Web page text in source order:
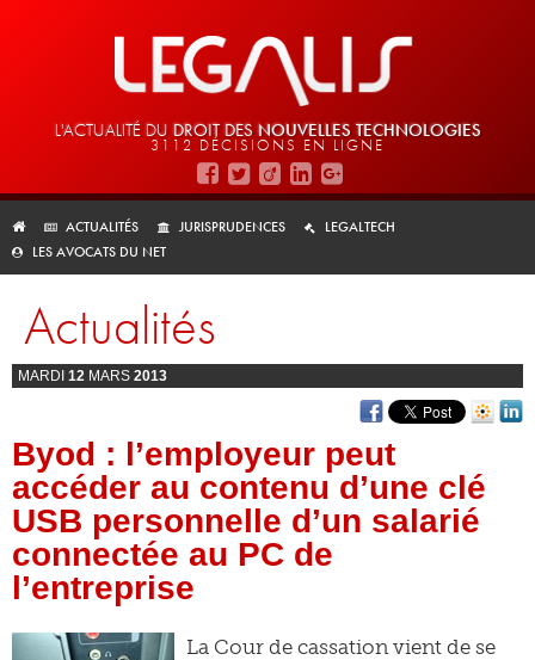
L'ACTUALITÉ DU DROIT DES NOUVELLES TECHNOLOGIES
3112 DÉCISIONS EN LIGNE
ACTUALITÉS JURISPRUDENCES
LEGALTECH
LES AVOCATS DU NET
Actualités
MARDI 12 MARS 2013
Byod : l’employeur peut
accéder au contenu d’une clé
USB personnelle d’un salarié
connectée au PC de
l’entreprise
La Cour de cassation vient de se